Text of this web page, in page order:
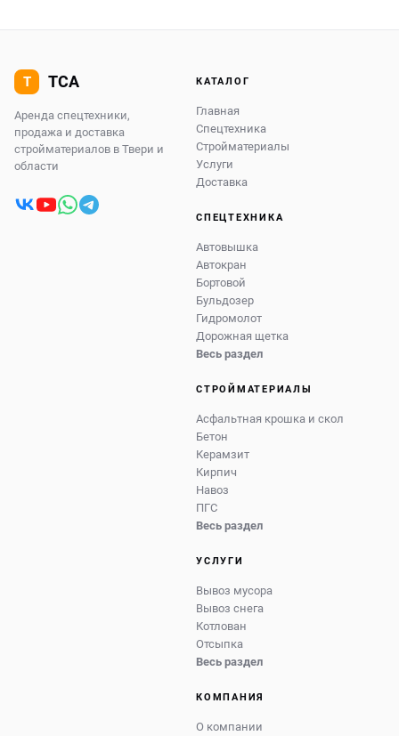
Аренда спецтехники,
продажа и доставка
стройматериалов в Твери и
области
КАТАЛОГ
Главная
Спецтехника
Стройматериалы
Услуги
Доставка
СПЕЦТЕХНИКА
Автовышка
Автокран
Бортовой
Бульдозер
Гидромолот
Дорожная щетка
Весь раздел
СТРОЙМАТЕРИАЛЫ
Асфальтная крошка и скол
Бетон
Керамзит
Кирпич
Навоз
ПГС
Весь раздел
УСЛУГИ
Вывоз мусора
Вывоз снега
Котлован
Отсыпка
Весь раздел
КОМПАНИЯ
О компании